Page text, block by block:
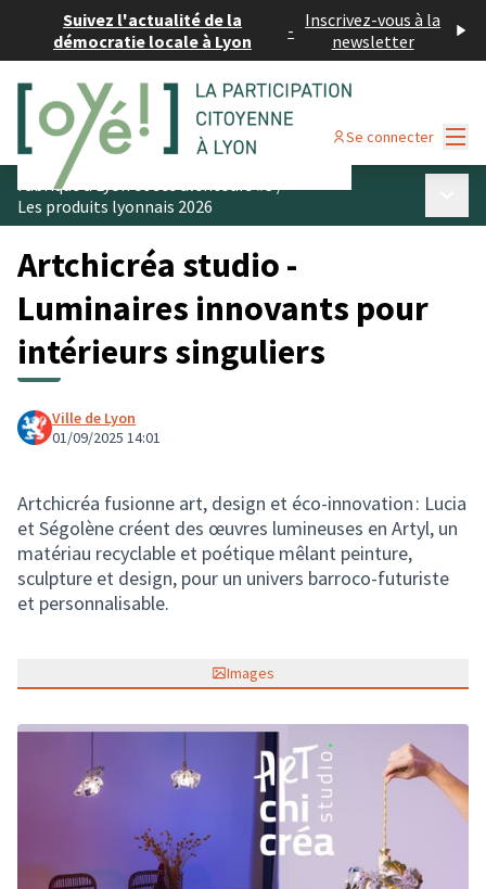
Suivez l'actualité de la
démocratie locale à Lyon
- Inscrivez-vous à la
newsletter
Se connecter
Fabriqué à Lyon et ses alentours #3/
Les produits lyonnais 2026
Artchicréa studio -
Luminaires innovants pour
intérieurs singuliers
Ville de Lyon
01/09/2025 14:01
Artchicréa fusionne art, design et éco-innovation : Lucia
et Ségolène créent des œuvres lumineuses en Artyl, un
matériau recyclable et poétique mêlant peinture,
sculpture et design, pour un univers barroco-futuriste
et personnalisable.
Images